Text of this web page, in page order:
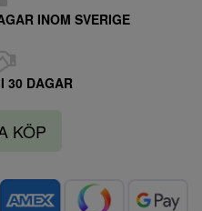
INOM SVERIGE
30 DAGAR
KÖP